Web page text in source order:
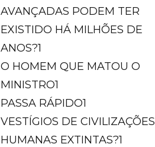
AVANÇADAS PODEM TER
EXISTIDO HÁ MILHÕES DE
ANOS?1
O HOMEM QUE MATOU O
MINISTRO1
PASSA RÁPIDO1
VESTÍGIOS DE CIVILIZAÇÕES
HUMANAS EXTINTAS?1